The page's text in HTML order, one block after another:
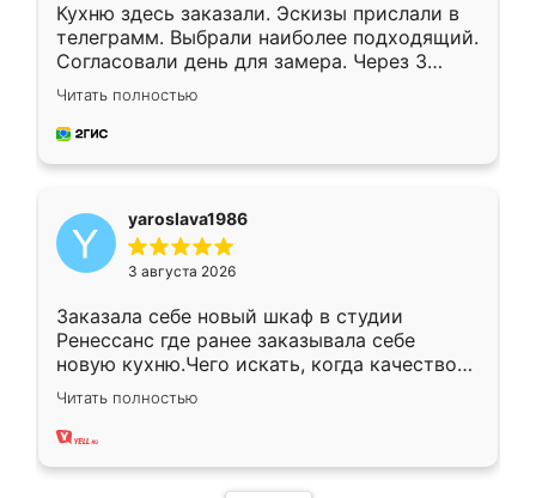
Кухню здесь заказали. Эскизы прислали в
телеграмм. Выбрали наиболее подходящий.
Согласовали день для замера. Через 3
недели кухня была уже готова. Остались
довольны работой. Спасибо Ренессанс
мебель за качественную работу!
Читать полностью
yaroslava1986
3 августа 2026
Заказала себе новый шкаф в студии
Ренессанс где ранее заказывала себе
новую кухню.Чего искать, когда качеством
вполне довольна. Служит кухня уже почти
два года, нареканий нет.
Читать полностью